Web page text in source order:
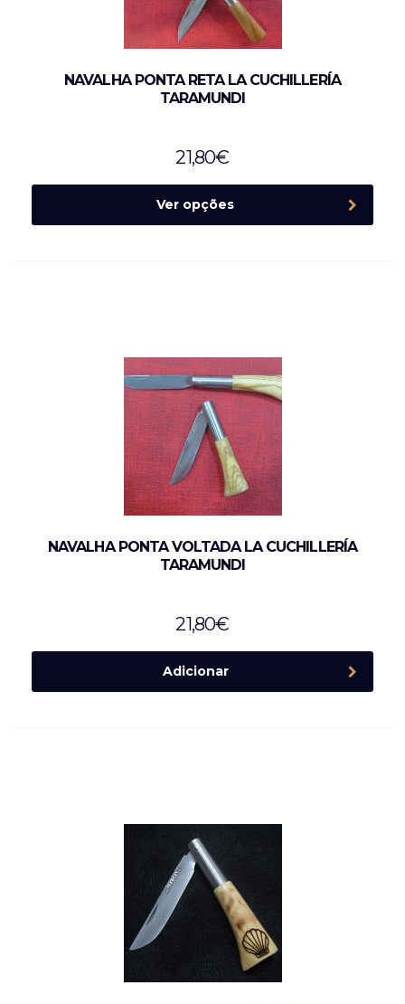
NAVALHA PONTA RETA LA CUCHILLERÍA
TARAMUNDI
21,80€
Ver opções
NAVALHA PONTA VOLTADA LA CUCHILLERÍA
TARAMUNDI
21,80€
Adicionar